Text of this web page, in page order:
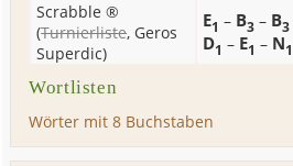
Scrabble ®
(Turnierliste, Geros
Superdic)
E1 – B3 – B3
D1 – E1 – N1
Wortlisten
Wörter mit 8 Buchstaben